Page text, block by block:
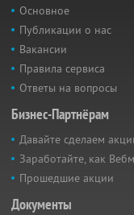
Основное
Публикации о нас
Вакансии
Правила сервиса
Ответы на вопросы
Бизнес-Партнёрам
Давайте сделаем
Заработайте, как
Прошедшие акции
Документы